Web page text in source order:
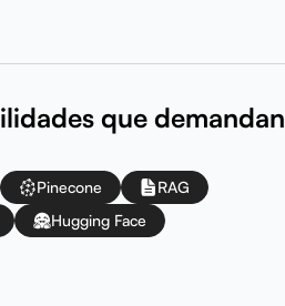
que demandan
Pinecone
RAG
Hugging Face